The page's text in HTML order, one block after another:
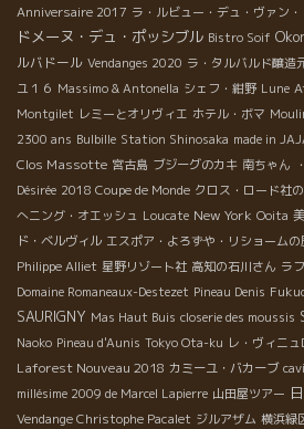
Anniversaire 2017 ラ・ルビュー・デュ・ヴァン
ドメーヌ・デュ・ポッシブル Bistro Soif
ルバドール Vendanges 2020 ラ・タルバルド醸造
ユ１６ Massimo & Antonella シェフ・紺野 Lune
Montgilet レミーとオリヴィエ ホテル・ボマ
2300 ans Bulbille Station Shinosaka made in
Clos Massotte 宮古島 ブジーグのカキ 南ちゃん
Désirée 2018 Coupe de Monde クロス・ロード社
へニング・オエッシュ Loucate New York Ooita
ド・ベルヴィル エスポア・よろずや・リショームの
Philippe Alliet 星野リゾート社 高知の石川さん ラ
Domaine Romaneaux-Destezet Pineau Denis
SAURIGNY Mas Haut Buis closerie des moussis
Naoko Pineau d'Aunis Tokyo Ota-ku レ・ヴィニ
Laforest Nouveau 2018 カミーユ・バカーブ
millésime 2009 de Marcel Lapierre 山田屋ツアー
Vendange Christophe Pacalet ジルアザム 横浜緑